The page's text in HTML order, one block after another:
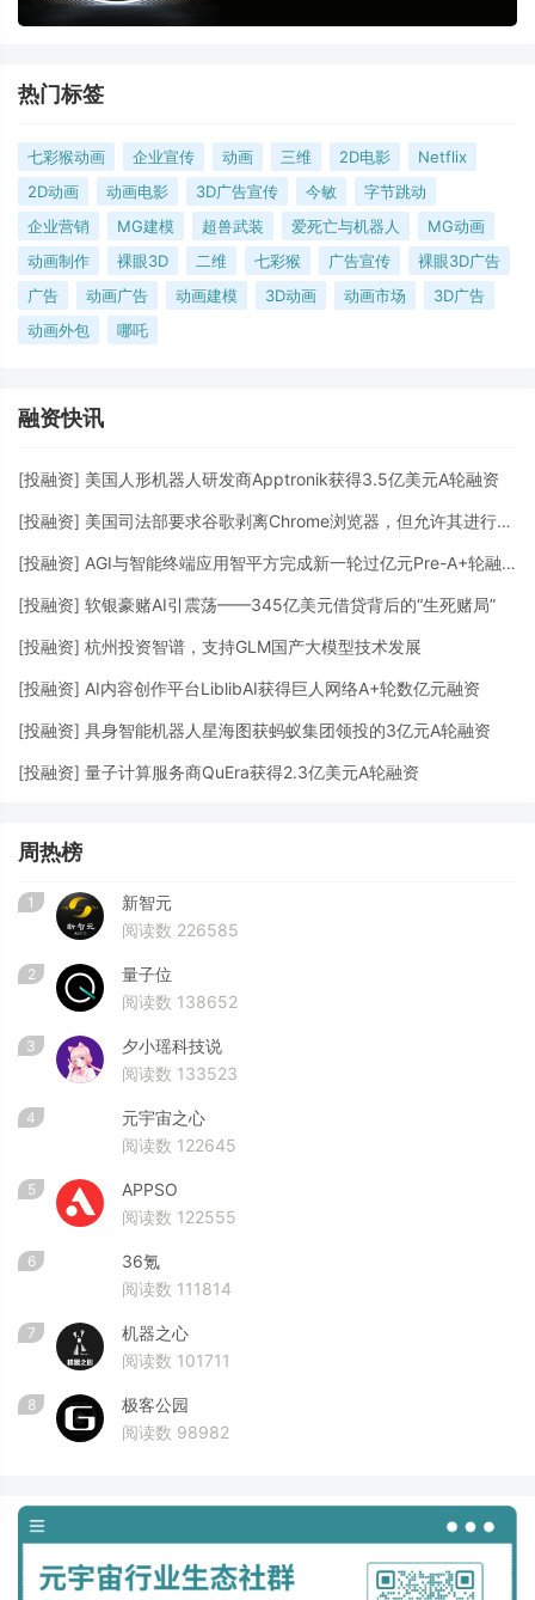
热门标签
七彩猴动画 企业宣传 动画 三维 2D电影
Netflix
2D动画
动画电影 3D广告宣传 今敏
字节跳动
企业营销
MG建模 超兽武装 爱死亡与机器人
MG动画
动画制作
裸眼3D 二维 七彩猴 广告宣传
裸眼3D广告
广告
动画广告 动画建模 3D动画 动画市场
3D广告
动画外包
哪吒
融资快讯
[投融资] 美国人形机器人研发商Apptronik获得3.5亿美元A轮融资
[投融资] 美国司法部要求谷歌剥离Chrome浏览器，但允许其进行AI投资
[投融资] AGI与智能终端应用智平方完成新一轮过亿元Pre-A+轮融资
[投融资] 软银豪赌AI引震荡——345亿美元借贷背后的“生死赌局”
[投融资] 杭州投资智谱，支持GLM国产大模型技术发展
[投融资] AI内容创作平台LiblibAI获得巨人网络A+轮数亿元融资
[投融资] 具身智能机器人星海图获蚂蚁集团领投的3亿元A轮融资
[投融资] 量子计算服务商QuEra获得2.3亿美元A轮融资
周热榜
1
新智元
阅读数 226585
2
量子位
阅读数 138652
3
夕小瑶科技说
阅读数 133523
4
元宇宙之心
阅读数 122645
5
APPSO
阅读数 122555
6
36氪
阅读数 111814
7
机器之心
阅读数 101711
8
极客公园
阅读数 98982